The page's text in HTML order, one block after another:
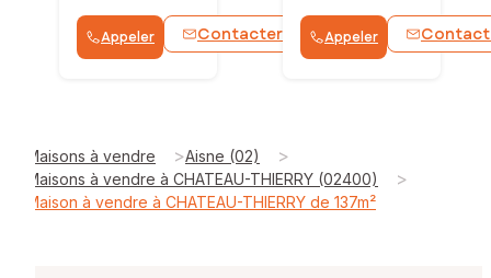
Appeler Contacter WhatsApp
Appeler
Maisons à vendre >Aisne (02) >
Maisons à vendre à CHATEAU-THIERRY (02400) >
Maison à vendre à CHATEAU-THIERRY de 137m²